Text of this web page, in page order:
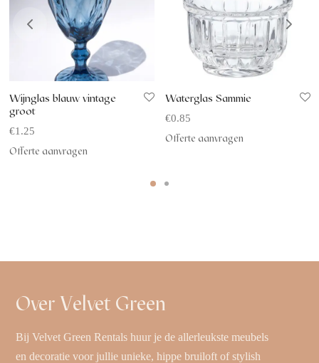
Wijnglas blauw vintage
groot
€1.25
Offerte aanvragen
Waterglas Sammie
€0.85
Offerte aanvragen
Over Velvet Green
Bij Velvet Green Rentals huur je de allerleukste meubels
en decoratie voor jullie unieke, hippe bruiloft of stylish